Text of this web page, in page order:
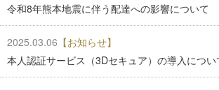
令和8年熊本地震に伴う配達への影響について
2025.03.06 【お知らせ】
本人認証サービス（3Dセキュア）の導入につい